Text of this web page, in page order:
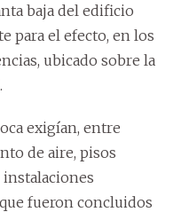
baja del edificio
para el efecto, en los
ubicado sobre la
exigían, entre
de aire, pisos
instalaciones
fueron concluidos